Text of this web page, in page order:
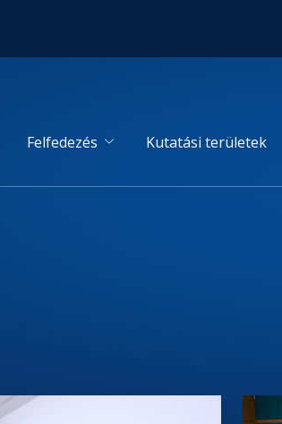
Felfedezés Kutatási területek